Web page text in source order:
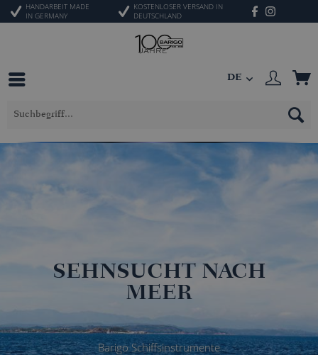
HANDARBEIT MADE
IN GERMANY
KOSTENLOSER VERSAND IN
DEUTSCHLAND
DE
SEHNSUCHT NACH
MEER
Barigo Schiffsinstrumente